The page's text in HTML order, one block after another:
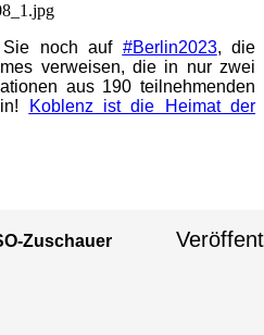
noch auf #Berlin2023, die
verweisen, die in nur zwei
aus 190 teilnehmenden
Koblenz ist die Heimat der
Zuschauer